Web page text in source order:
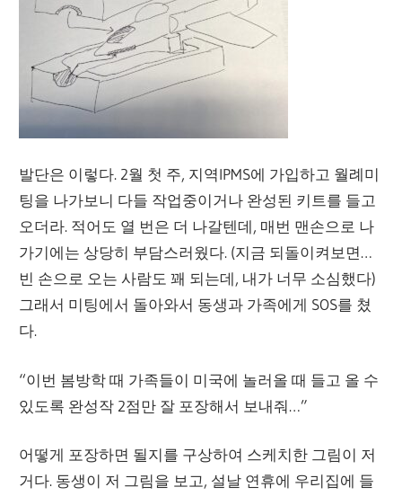
발단은 이렇다. 2월 첫 주, 지역IPMS에 가입하고 월례미
팅을 나가보니 다들 작업중이거나 완성된 키트를 들고
오더라. 적어도 열 번은 더 나갈텐데, 매번 맨손으로 나
가기에는 상당히 부담스러웠다. (지금 되돌이켜보면…
빈 손으로 오는 사람도 꽤 되는데, 내가 너무 소심했다)
그래서 미팅에서 돌아와서 동생과 가족에게 SOS를 쳤
다.
“이번 봄방학 때 가족들이 미국에 놀러올 때 들고 올 수
있도록 완성작 2점만 잘 포장해서 보내줘…”
어떻게 포장하면 될지를 구상하여 스케치한 그림이 저
거다. 동생이 저 그림을 보고, 설날 연휴에 우리집에 들